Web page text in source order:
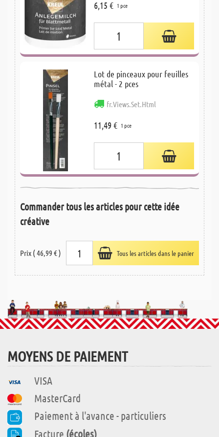
6,15 € 1 pce
Lot de pinceaux pour feuilles
métal - 2 pces
fr.Views.Set.Html
11,49 € 1 pce
Commander tous les articles pour cette idée
créative
Prix ( 46,99 € ) Tous les articles dans le panier
MOYENS DE PAIEMENT
VISA
MasterCard
Paiement à l'avance - particuliers
Facture (écoles)